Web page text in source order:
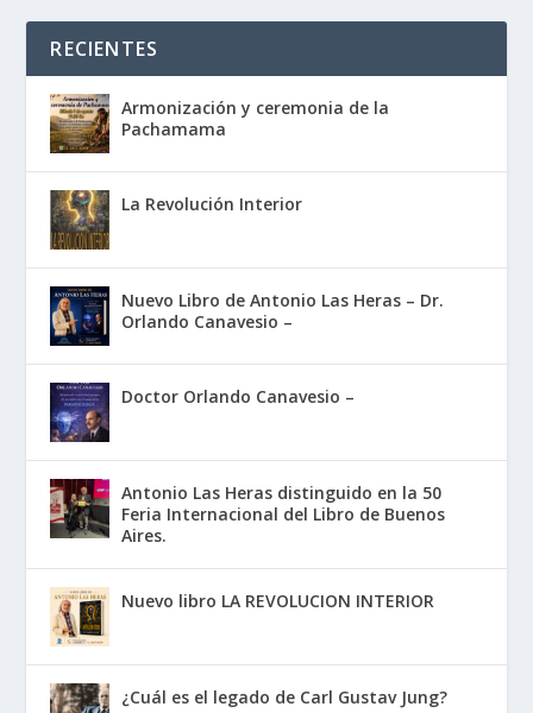
RECIENTES
Armonización y ceremonia de la
Pachamama
La Revolución Interior
Nuevo Libro de Antonio Las Heras – Dr.
Orlando Canavesio –
Doctor Orlando Canavesio –
Antonio Las Heras distinguido en la 50
Feria Internacional del Libro de Buenos
Aires.
Nuevo libro LA REVOLUCION INTERIOR
¿Cuál es el legado de Carl Gustav Jung?